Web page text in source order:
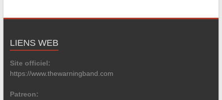
LIENS WEB
Site officiel:
https://www.thewarningband.com
Patreon: